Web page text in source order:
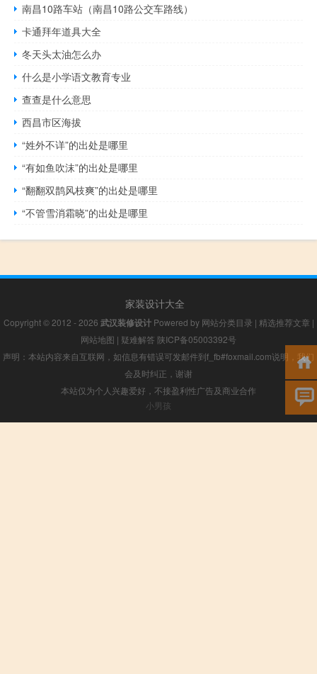
南昌10路车站（南昌10路公交车路线）
卡通拜年道具大全
冬天头太油怎么办
什么是小学语文教育专业
查查是什么意思
西昌市区海拔
“姓外不详”的出处是哪里
“有如鱼吹沫”的出处是哪里
“翻翻双鹊风枝爽”的出处是哪里
“不管雪消霜晓”的出处是哪里
家装设计大全
Copyright © 2012 - 2026 武汉装修设计Powered by 网站分类目录 | 精选推荐文章 |
网站地图 | 疑难解答 陕ICP备05003392号
声明：本站内容来自互联网，如信息有错误可发邮件到f_fb#foxmail.com说明，我们
会及时纠正，谢谢
本站仅为个人兴趣爱好，不接盈利性广告及商业合作
小男孩